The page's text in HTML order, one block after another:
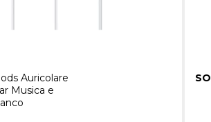
Auricolare
Musica e